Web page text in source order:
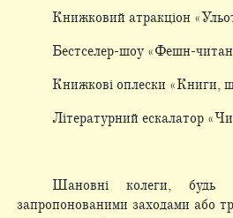
Книжковий атракціон
Бестселер-шоу «Фешн-
Книжкові оплески «Книги,
Літературний ескалатор
Шановні колеги, будь
запропонованими заходами або